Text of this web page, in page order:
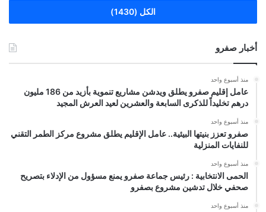
الكل (1430)
أخبار صفرو
منذ أسبوع واحد
عامل إقليم صفرو يطلق ويدشن مشاريع تنموية بأزيد من 186 مليون
درهم تخليداً للذكرى السابعة والعشرين لعيد العرش المجيد
منذ أسبوع واحد
صفرو تعزز بنيتها البيئية.. عامل الإقليم يطلق مشروع مركز الطمر التقني
للنفايات المنزلية
منذ أسبوع واحد
الحمى الانتخابية : رئيس جماعة صفرو يمنع مسؤول من الإدلاء بتصريح
صحفي خلال تدشين مشروع بصفرو
منذ أسبوع واحد